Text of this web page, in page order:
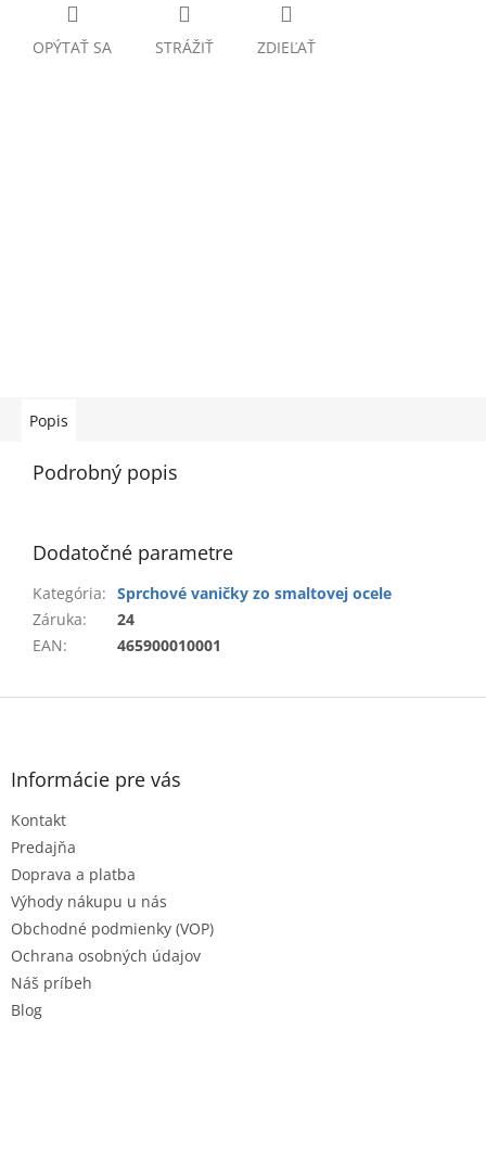
OPÝTAŤ SA STRÁŽIŤ ZDIEĽAŤ
Popis
Podrobný popis
Dodatočné parametre
Kategória: Sprchové vaničky zo smaltovej ocele
Záruka:
24
EAN: 465900010001
Z
Informácie pre vás
Kontakt
Predajňa
Doprava a platba
Výhody nákupu u nás
Obchodné podmienky (VOP)
Ochrana osobných údajov
Náš príbeh
Blog